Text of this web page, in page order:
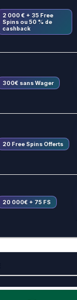
2 000 € + 35 Free
Spins ou 50 % de
cashback
300€ sans Wager
20 Free Spins Offerts
20 000€ + 75 FS